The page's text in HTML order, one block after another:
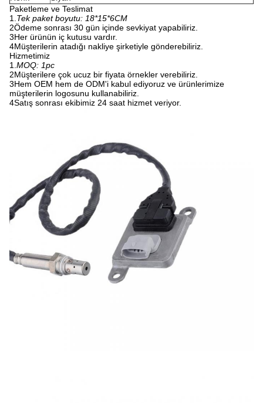
Paketleme ve Teslimat
1. Tek paket boyutu: 18*15*6CM
2Ödeme sonrası 30 gün içinde sevkiyat yapabiliriz.
3Her ürünün iç kutusu vardır.
4Müşterilerin atadığı nakliye şirketiyle gönderebiliriz.
Hizmetimiz
1. MOQ: 1pc
2Müşterilere çok ucuz bir fiyata örnekler verebiliriz.
3Hem OEM hem de ODM'i kabul ediyoruz ve ürünlerimize
müşterilerin logosunu kullanabiliriz.
4Satış sonrası ekibimiz 24 saat hizmet veriyor.